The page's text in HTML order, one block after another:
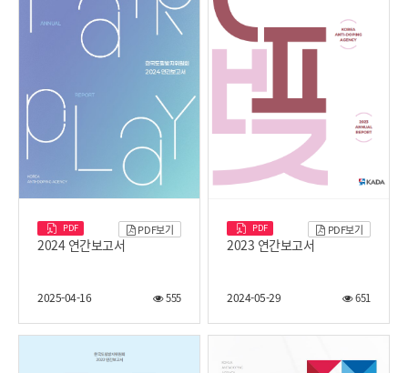
PDF
2024 연간보고서
2025-04-16 555
PDF보기 PDF
2023 연간보고서
2024-05-29 651
PDF보기